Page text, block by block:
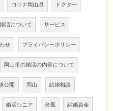
コロナ岡山県 ドクター
活について サービス
せ プライバシーポリシー
岡山市の婚活の内容について
公開 岡山 結婚相談
婚活シニア 台風 結婚資金